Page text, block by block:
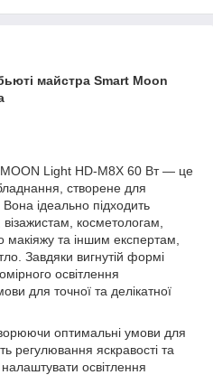
майстра Smart Moon
Light HD-M8X 60 Вт — це
створене для
ідеально підходить
косметологам,
макіяжу та іншим експертам,
Завдяки вигнутій формі
освітлення
для точної та делікатної
оптимальні умови для
регулювання яскравості та
освітлення